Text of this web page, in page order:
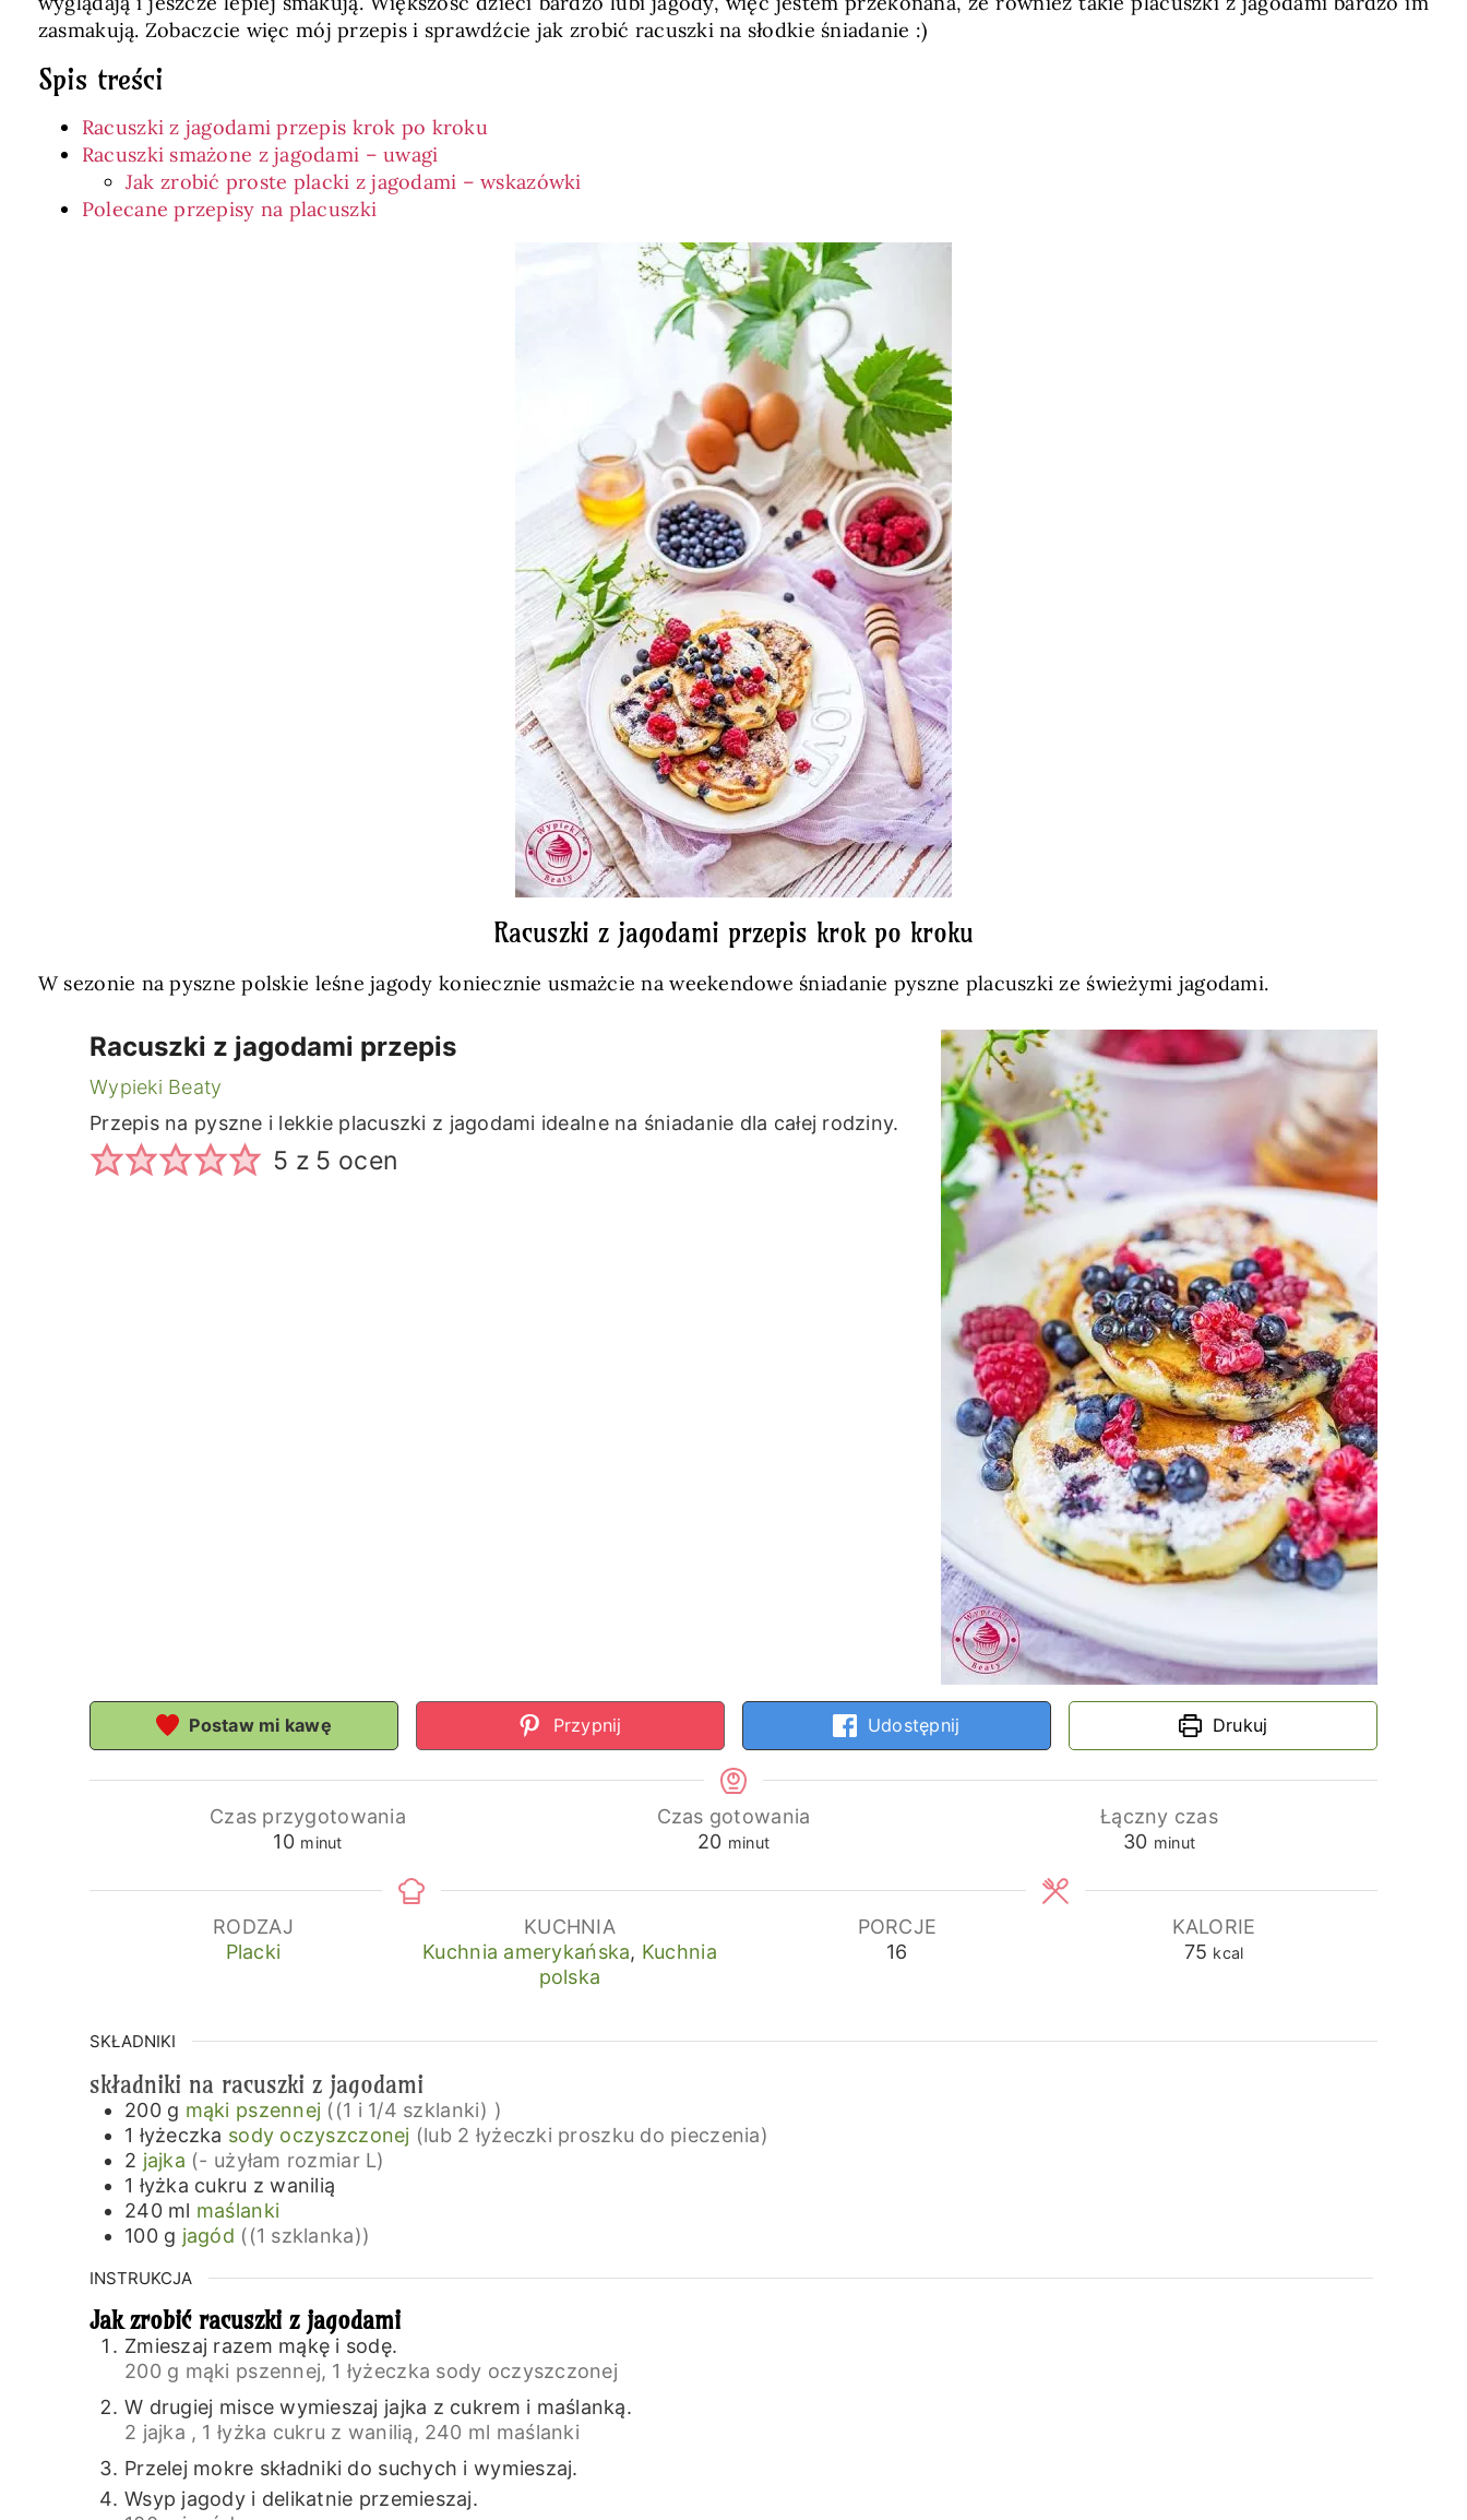
zasmakują. Zobaczcie więc mój przepis i sprawdźcie jak zrobić racuszki na słodkie śniadanie :)
Spis treści
Racuszki z jagodami przepis krok po kroku
Racuszki smażone z jagodami – uwagi
Jak zrobić proste placki z jagodami – wskazówki
Polecane przepisy na placuszki
Racuszki z jagodami przepis krok po kroku
W sezonie na pyszne polskie leśne jagody koniecznie usmażcie na weekendowe śniadanie pyszne placuszki ze świeżymi jagodami.
Racuszki z jagodami przepis
Wypieki Beaty
Przepis na pyszne i lekkie placuszki z jagodami idealne na śniadanie dla całej rodziny.
5 z 5 ocen
Postaw mi kawę Przypnij Udostępnij Drukuj
Czas przygotowania
10minuty
minut
Czas gotowania
20minuty
minut
Łączny czas
30minuty
minut
RODZAJ
Placki
KUCHNIA
Kuchnia amerykańska, Kuchnia
polska
PORCJE
16
KALORIE
75 kcal
SKŁADNIKI
składniki na racuszki z jagodami
200 g mąki pszennej ((1 i 1/4 szklanki) )
1 łyżeczka sody oczyszczonej (lub 2 łyżeczki proszku do pieczenia)
2 jajka (- użyłam rozmiar L)
1 łyżka cukru z wanilią
240 ml maślanki
100 g jagód ((1 szklanka))
INSTRUKCJA
Jak zrobić racuszki z jagodami
Zmieszaj razem mąkę i sodę.
200 g mąki pszennej, 1 łyżeczka sody oczyszczonej
W drugiej misce wymieszaj jajka z cukrem i maślanką.
2 jajka , 1 łyżka cukru z wanilią, 240 ml maślanki
Przelej mokre składniki do suchych i wymieszaj.
Wsyp jagody i delikatnie przemieszaj.